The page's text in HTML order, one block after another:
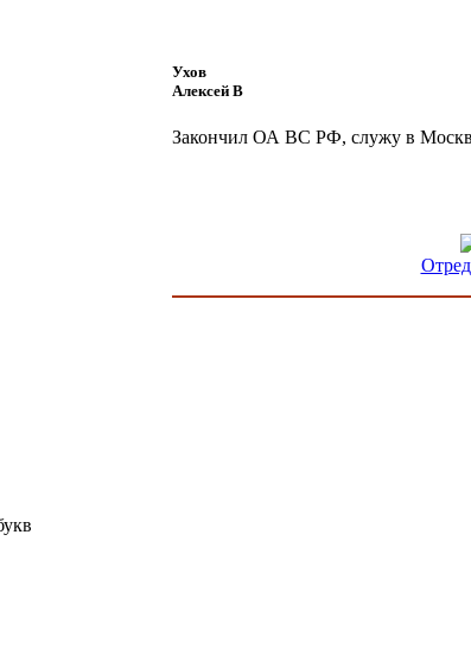
Ухов
Алексей В
Закончил ОА ВС РФ, служу в